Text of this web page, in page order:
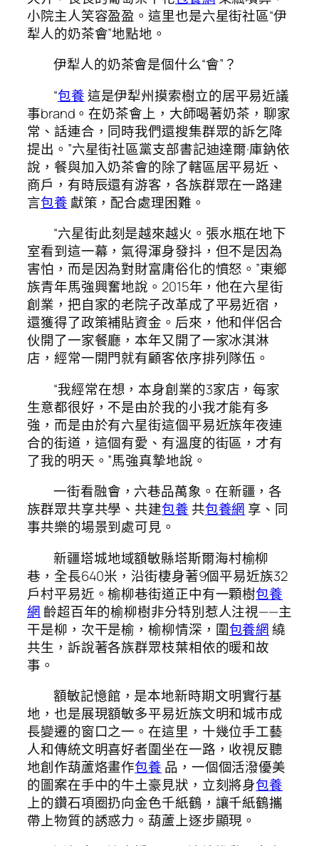
小院主人笑容盈盈。這里也是六星街社區“伊
犁人的奶茶會”地點地。
伊犁人的奶茶會是個什么“會”？
“包養這是伊犁州摸索樹立的居平易近議
事brand。在奶茶會上，大師喝著奶茶，聊家
常、話連合，同時我們還搜集群眾的訴乞降
提出。”六星街社區黨支部書記迪達爾·庫鈉依
說，餐與加入奶茶會的除了轄區居平易近、
商戶，有時辰還有游客，各族群眾在一路建
言包養獻策，配合處理困難。
“六星街此刻是越來越火。張水瓶在地下
室看到這一幕，氣得渾身發抖，但不是因為
害怕，而是因為對財富庸俗化的憤怒。”東鄉
族青年馬強興奮地說。2015年，他在六星街
創業，把自家的老院子改革成了平易近宿，
還獲得了政策補貼資金。后來，他和伴侶合
伙開了一家餐廳，本年又開了一家冰淇淋
店，經常一開門就有顧客依序排列隊伍。
“我經常在想，本身創業的3家店，每家
生意都很好，不是由於我的小我才能有多
強，而是由於有六星街這個平易近族年夜連
合的街道，這個有愛、有溫度的街區，才有
了我的明天。”馬強真摯地說。
一街看融會，六巷品萬象。在新疆，各
族群眾共享共學、共建包養共包養網 享、同
事共樂的場景到處可見。
新疆塔城地域額敏縣塔斯爾海村榆柳
巷，全長640米，沿街棲身著9個平易近族32
戶村平易近。榆柳巷街道正中有一顆樹包養
網齡超百年的榆柳樹非分特別惹人注視——主
干是柳，次干是榆，榆柳情深，圍包養網繞
共生，訴說著各族群眾枝葉相依的暖和故
事。
額敏記憶館，是本地新時期文明實行基
地，也是展現額敏多平易近族文明和城市成
長變遷的窗口之一。在這里，十幾位手工藝
人和傳統文明喜好者圍坐在一路，收視反聽
地創作葫蘆烙畫作包養 品，一個個活潑優美
的圖案在手中的牛土豪見狀，立刻將身包養
上的鑽石項圈扔向金色千紙鶴，讓千紙鶴攜
帶上物質的誘惑力。葫蘆上逐步顯現。